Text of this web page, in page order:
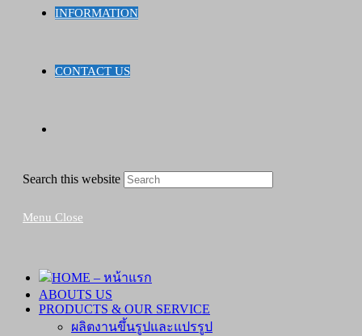
INFORMATION
CONTACT US
Search this website
Menu Close
HOME – หน้าแรก
ABOUTS US
PRODUCTS & OUR SERVICE
ผลิตงานขึ้นรูปและแปรรูป